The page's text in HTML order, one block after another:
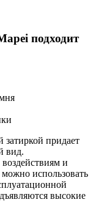
подходит
придает
вид.
и
использовать
высокие